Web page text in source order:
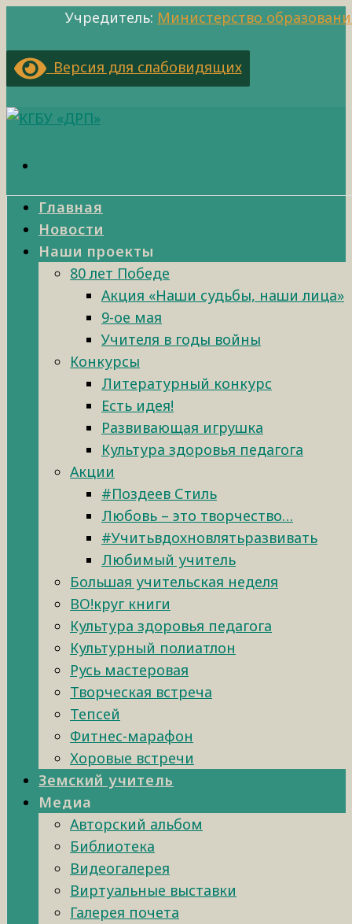
Учредитель: Министерство
Версия для слабовидящих
Главная
Новости
Наши проекты
80 лет Победе
Акция «Наши судьбы, наши лица»
9-ое мая
Учителя в годы войны
Конкурсы
Литературный конкурс
Есть идея!
Развивающая игрушка
Культура здоровья педагога
Акции
#Поздеев Стиль
Любовь – это творчество…
#Учитьвдохновлятьразвивать
Любимый учитель
Большая учительская неделя
ВО!круг книги
Культура здоровья педагога
Культурный полиатлон
Русь мастеровая
Творческая встреча
Тепсей
Фитнес-марафон
Хоровые встречи
Земский учитель
Медиа
Авторский альбом
Библиотека
Видеогалерея
Виртуальные выставки
Галерея почета